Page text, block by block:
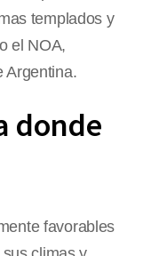
templados y
el NOA,
Argentina.
donde
favorables